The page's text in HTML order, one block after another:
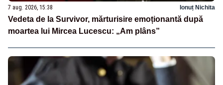
7 aug. 2026, 15:38 Ionuț Nichita
Vedeta de la Survivor, mărturisire emoționantă după
moartea lui Mircea Lucescu: „Am plâns”